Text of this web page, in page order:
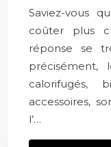
Saviez-vous
coûter plus
réponse se
précisément,
calorifugés,
accessoires,
l’…